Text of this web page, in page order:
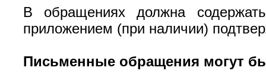
В обращениях должна
приложением (при наличии)
Письменные обращения могут